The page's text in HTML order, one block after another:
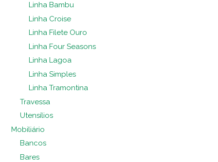
Linha Bambu
Linha Croise
Linha Filete Ouro
Linha Four Seasons
Linha Lagoa
Linha Simples
Linha Tramontina
Travessa
Utensílios
Mobiliário
Bancos
Bares